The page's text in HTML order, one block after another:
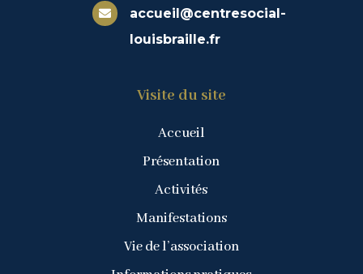

accueil@centresocial-
louisbraille.fr
Visite du site
Accueil
Présentation
Activités
Manifestations
Vie de l’association